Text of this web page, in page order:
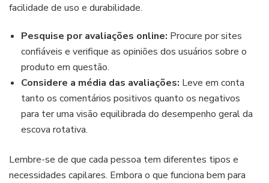
facilidade de uso e durabilidade.
Pesquise por avaliações online: Procure por sites
confiáveis ​​e verifique as opiniões dos usuários sobre o
produto em questão.
Considere a média das avaliações: Leve em conta
tanto os comentários positivos quanto os negativos
para ter uma visão equilibrada do desempenho geral da
escova rotativa.
Lembre-se de que cada pessoa tem diferentes tipos e
necessidades capilares. Embora o que funciona bem para